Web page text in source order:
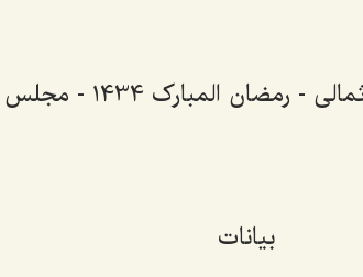
المبارک 1434 - مجلس چهارم
بیانات